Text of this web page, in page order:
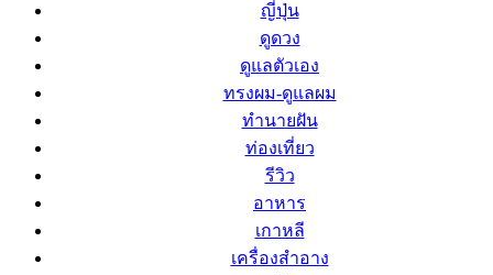
ญี่ปุ่น
ดูดวง
ดูแลตัวเอง
ทรงผม-ดูแลผม
ทำนายฝัน
ท่องเที่ยว
รีวิว
อาหาร
เกาหลี
เครื่องสำอาง